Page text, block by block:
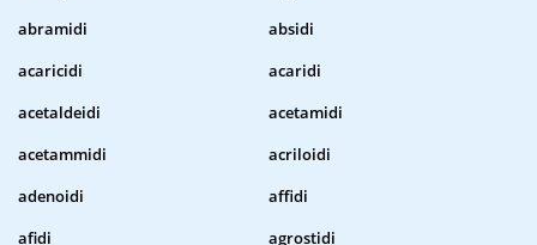
abramidi
absidi
acaricidi
acaridi
acetaldeidi
acetamidi
acetammidi
acriloidi
adenoidi
affidi
afidi
agrostidi